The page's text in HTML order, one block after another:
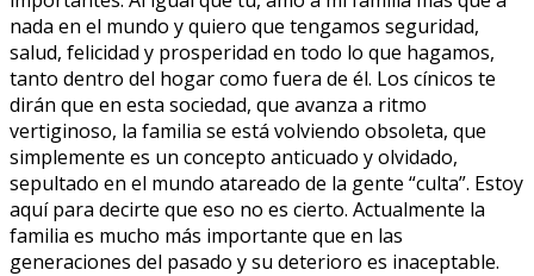
nada en el mundo y quiero que tengamos seguridad,
salud, felicidad y prosperidad en todo lo que hagamos,
tanto dentro del hogar como fuera de él. Los cínicos te
dirán que en esta sociedad, que avanza a ritmo
vertiginoso, la familia se está volviendo obsoleta, que
simplemente es un concepto anticuado y olvidado,
sepultado en el mundo atareado de la gente “culta”. Estoy
aquí para decirte que eso no es cierto. Actualmente la
familia es mucho más importante que en las
generaciones del pasado y su deterioro es inaceptable.